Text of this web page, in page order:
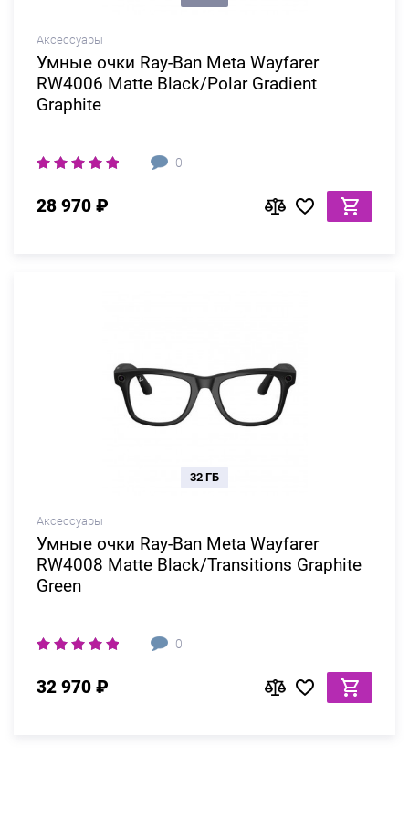
Аксессуары
Умные очки Ray-Ban Meta Wayfarer
RW4006 Matte Black/Polar Gradient
Graphite
0
28 970 ₽
Аксессуары
Умные очки Ray-Ban Meta Wayfarer
RW4008 Matte Black/Transitions Graphite
Green
0
32 ГБ
32 970 ₽